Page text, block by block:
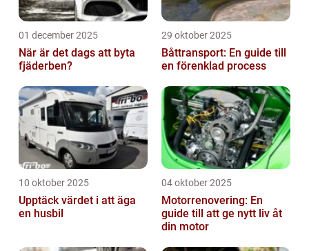
01 december 2025
När är det dags att byta
fjäderben?
29 oktober 2025
Båttransport: En guide till
en förenklad process
10 oktober 2025
Upptäck värdet i att äga
en husbil
04 oktober 2025
Motorrenovering: En
guide till att ge nytt liv åt
din motor